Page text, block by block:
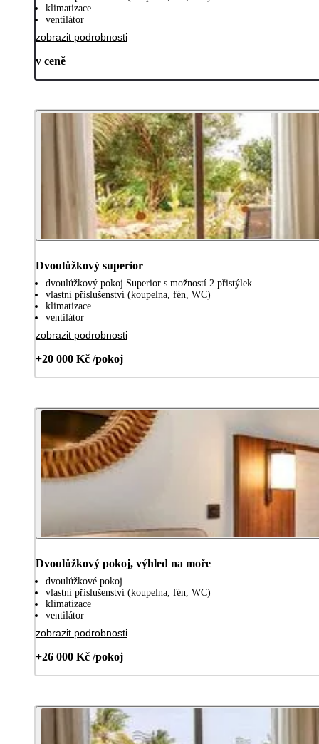
klimatizace
ventilátor
zobrazit podrobnosti
v ceně
Dvoulůžkový superior
dvoulůžkový pokoj Superior s možností 2 přistýlek
vlastní příslušenství (koupelna, fén, WC)
klimatizace
ventilátor
zobrazit podrobnosti
+20 000 Kč /pokoj
Dvoulůžkový pokoj, výhled na moře
dvoulůžkové pokoj
vlastní příslušenství (koupelna, fén, WC)
klimatizace
ventilátor
zobrazit podrobnosti
+26 000 Kč /pokoj